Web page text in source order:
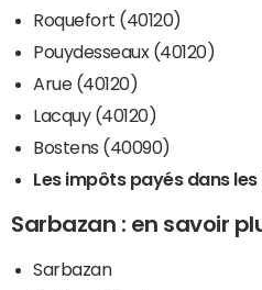
Roquefort (40120)
Pouydesseaux (40120)
Arue (40120)
Lacquy (40120)
Bostens (40090)
Les impôts payés dans les
Sarbazan : en savoir
Sarbazan